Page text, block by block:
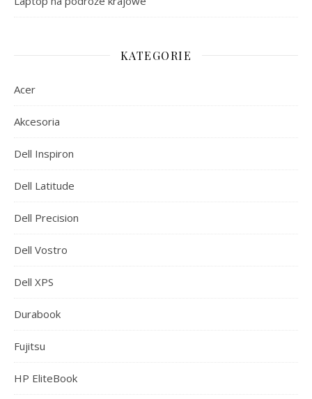
KATEGORIE
Acer
Akcesoria
Dell Inspiron
Dell Latitude
Dell Precision
Dell Vostro
Dell XPS
Durabook
Fujitsu
HP EliteBook